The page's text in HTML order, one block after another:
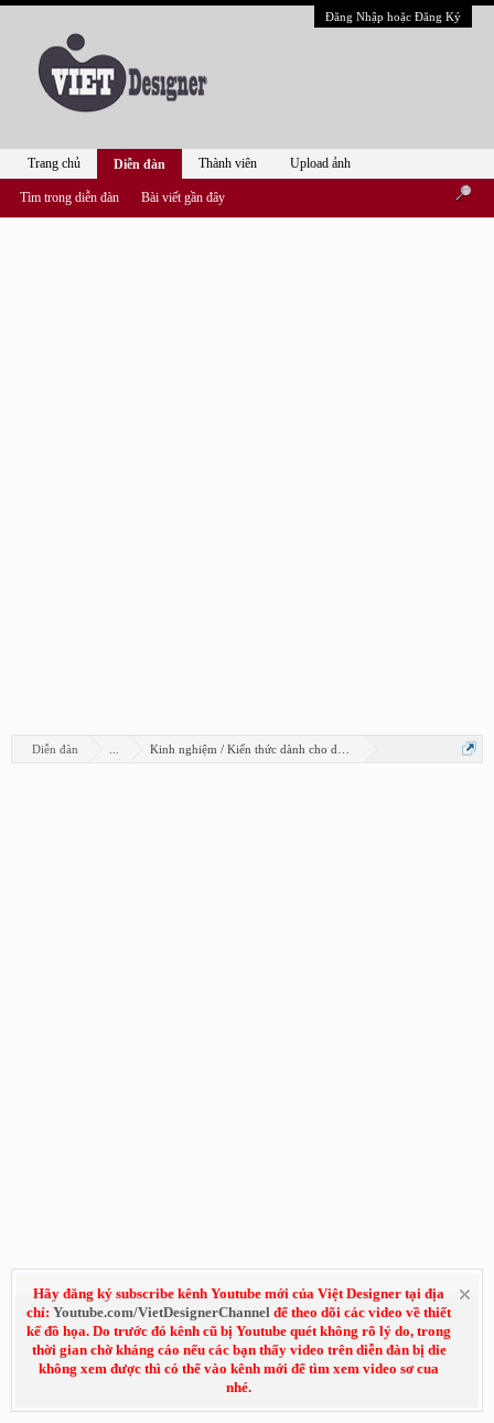
Đăng Nhập hoặc Đăng Ký
Diễn đàn Kinh nghiệm / Kiến thức dành cho designer
Hãy đăng ký subscribe kênh Youtube mới của Việt Designer tại địa
chỉ: Youtube.com/VietDesignerChannel để theo dõi các video về thiết
kế đồ họa. Do trước đó kênh cũ bị Youtube quét không rõ lý do, trong
thời gian chờ kháng cáo nếu các bạn thấy video trên diễn đàn bị die
không xem được thì có thể vào kênh mới để tìm xem video sơ cua
nhé.
Trang chủ Diễn đàn
Tìm trong diễn đàn Bài viết gần đây
Thành viên Upload ảnh